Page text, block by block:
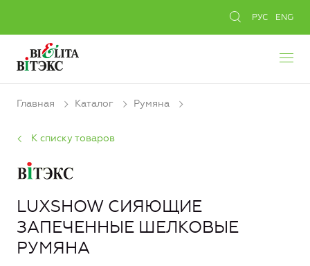
РУС ENG
Главная Каталог Румяна
К списку товаров
LUXSHOW СИЯЮЩИЕ
ЗАПЕЧЕННЫЕ ШЕЛКОВЫЕ
РУМЯНА